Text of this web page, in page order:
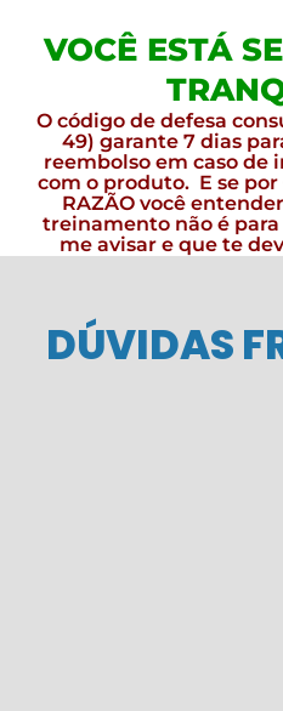
VOCÊ ESTÁ
O código de defesa
49) garante 7 dias
reembolso em caso de
com o produto. E se por
RAZÃO você
treinamento não é para
me avisar e que te
DÚVIDAS